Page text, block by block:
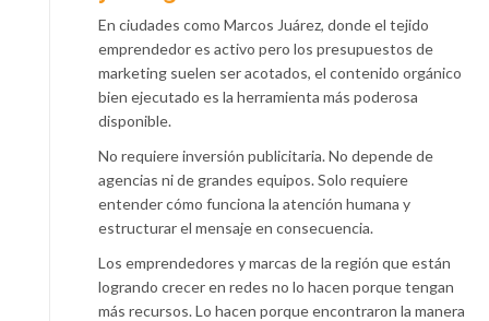
En ciudades como Marcos Juárez, donde el tejido
emprendedor es activo pero los presupuestos de
marketing suelen ser acotados, el contenido orgánico
bien ejecutado es la herramienta más poderosa
disponible.
No requiere inversión publicitaria. No depende de
agencias ni de grandes equipos. Solo requiere
entender cómo funciona la atención humana y
estructurar el mensaje en consecuencia.
Los emprendedores y marcas de la región que están
logrando crecer en redes no lo hacen porque tengan
más recursos. Lo hacen porque encontraron la manera